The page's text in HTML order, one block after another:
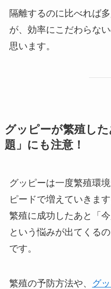
隔離するのに比べれば
が、効率にこだわらな
思います。
グッピーが繁殖し
題」にも注意！
グッピーは一度繁殖環
ピードで増えていきます
繁殖に成功したあと「
という悩みが出てくる
です。
繁殖の予防方法や、
グ